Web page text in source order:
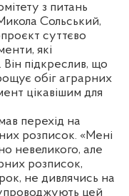
з питань
Сольський,
суттєво
які
підкреслив, що
обіг аграрних
цікавішим для
перехід на
розписок. «Мені
невеликого, але
розписок,
не дивлячись на
цей